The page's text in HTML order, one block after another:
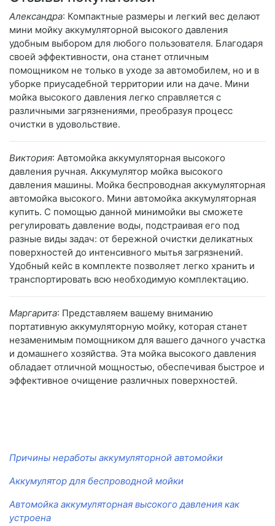
Александра: Компактные размеры и легкий вес делают
мини мойку аккумуляторной высокого давления
удобным выбором для любого пользователя. Благодаря
своей эффективности, она станет отличным
помощником не только в уходе за автомобилем, но и в
уборке приусадебной территории или на даче. Мини
мойка высокого давления легко справляется с
различными загрязнениями, преобразуя процесс
очистки в удовольствие.
Виктория: Автомойка аккумуляторная высокого
давления ручная. Аккумулятор мойка высокого
давления машины. Мойка беспроводная аккумуляторная
автомойка высокого. Мини автомойка аккумуляторная
купить. С помощью данной минимойки вы сможете
регулировать давление воды, подстраивая его под
разные виды задач: от бережной очистки деликатных
поверхностей до интенсивного мытья загрязнений.
Удобный кейс в комплекте позволяет легко хранить и
транспортировать всю необходимую комплектацию.
Маргарита: Представляем вашему вниманию
портативную аккумуляторную мойку, которая станет
незаменимым помощником для вашего дачного участка
и домашнего хозяйства. Эта мойка высокого давления
обладает отличной мощностью, обеспечивая быстрое и
эффективное очищение различных поверхностей.
Причины неработы аккумуляторной автомойки
Аккумулятор для беспроводной мойки
Автомойка аккумуляторная высокого давления как
устроена